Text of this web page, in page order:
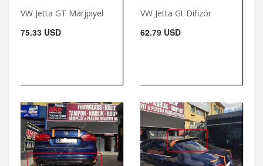
VW Jetta GT Marjpiyel
75.33 USD
VW Jetta Gt Difizör
62.79 USD